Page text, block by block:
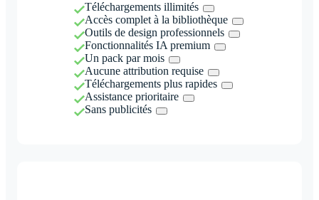
Téléchargements illimités
Accès complet à la bibliothèque
Outils de design professionnels
Fonctionnalités IA premium
Un pack par mois
Aucune attribution requise
Téléchargements plus rapides
Assistance prioritaire
Sans publicités